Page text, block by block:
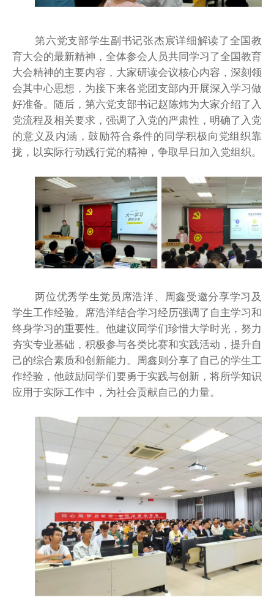
第六党支部学生副书记张杰宸详细解读了全国教
育大会的最新精神，全体参会人员共同学习了全国教育
大会精神的主要内容，大家研读会议核心内容，深刻领
会其中心思想，为接下来各党团支部内开展深入学习做
好准备。随后，第六党支部书记赵陈炜为大家介绍了入
党流程及相关要求，强调了入党的严肃性，明确了入党
的意义及内涵，鼓励符合条件的同学积极向党组织靠
拢，以实际行动践行党的精神，争取早日加入党组织。
两位优秀学生党员席浩洋、周鑫受邀分享学习及
学生工作经验。席浩洋结合学习经历强调了自主学习和
终身学习的重要性。他建议同学们珍惜大学时光，努力
夯实专业基础，积极参与各类比赛和实践活动，提升自
己的综合素质和创新能力。周鑫则分享了自己的学生工
作经验，他鼓励同学们要勇于实践与创新，将所学知识
应用于实际工作中，为社会贡献自己的力量。